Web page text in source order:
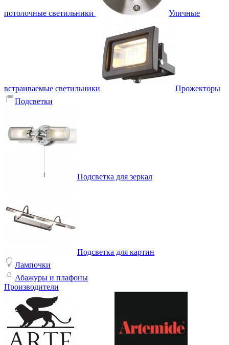
потолочные светильники Уличные
встраиваемые светильники
Прожекторы
Подсветки
Подсветка для зеркал
Подсветка для картин
Лампочки
Абажуры и плафоны
Производители